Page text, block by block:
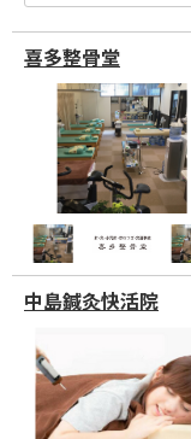
喜多整骨堂
中島鍼灸快活院